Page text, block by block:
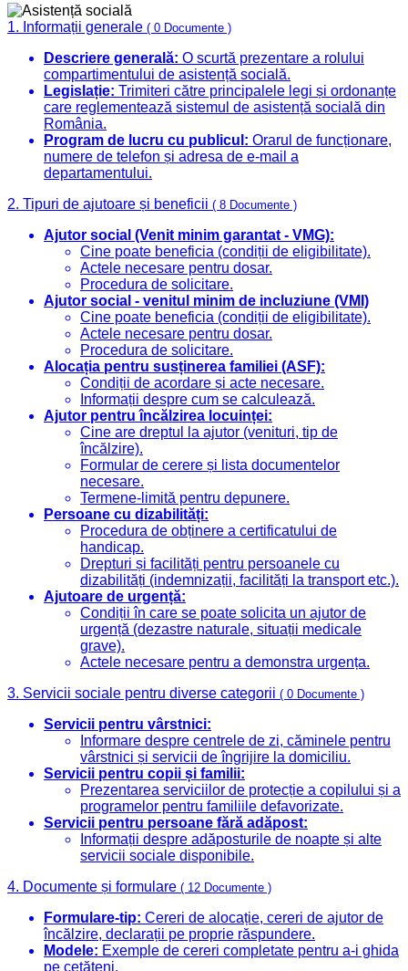
1. Informații generale ( 0 Documente )
Descriere generală: O scurtă prezentare a rolului
compartimentului de asistență socială.
Legislație: Trimiteri către principalele legi și ordonanțe
care reglementează sistemul de asistență socială din
România.
Program de lucru cu publicul: Orarul de funcționare,
numere de telefon și adresa de e-mail a
departamentului.
2. Tipuri de ajutoare și beneficii ( 8 Documente )
Ajutor social (Venit minim garantat - VMG):
Cine poate beneficia (condiții de eligibilitate).
Actele necesare pentru dosar.
Procedura de solicitare.
Ajutor social - venitul minim de incluziune (VMI)
Cine poate beneficia (condiții de eligibilitate).
Actele necesare pentru dosar.
Procedura de solicitare.
Alocația pentru susținerea familiei (ASF):
Condiții de acordare și acte necesare.
Informații despre cum se calculează.
Ajutor pentru încălzirea locuinței:
Cine are dreptul la ajutor (venituri, tip de
încălzire).
Formular de cerere și lista documentelor
necesare.
Termene-limită pentru depunere.
Persoane cu dizabilități:
Procedura de obținere a certificatului de
handicap.
Drepturi și facilități pentru persoanele cu
dizabilități (indemnizații, facilități la transport etc.).
Ajutoare de urgență:
Condiții în care se poate solicita un ajutor de
urgență (dezastre naturale, situații medicale
grave).
Actele necesare pentru a demonstra urgența.
3. Servicii sociale pentru diverse categorii ( 0 Documente )
Servicii pentru vârstnici:
Informare despre centrele de zi, căminele pentru
vârstnici și servicii de îngrijire la domiciliu.
Servicii pentru copii și familii:
Prezentarea serviciilor de protecție a copilului și a
programelor pentru familiile defavorizate.
Servicii pentru persoane fără adăpost:
Informații despre adăposturile de noapte și alte
servicii sociale disponibile.
4. Documente și formulare ( 12 Documente )
Formulare-tip: Cereri de alocație, cereri de ajutor de
încălzire, declarații pe proprie răspundere.
Modele: Exemple de cereri completate pentru a-i ghida
pe cetățeni.